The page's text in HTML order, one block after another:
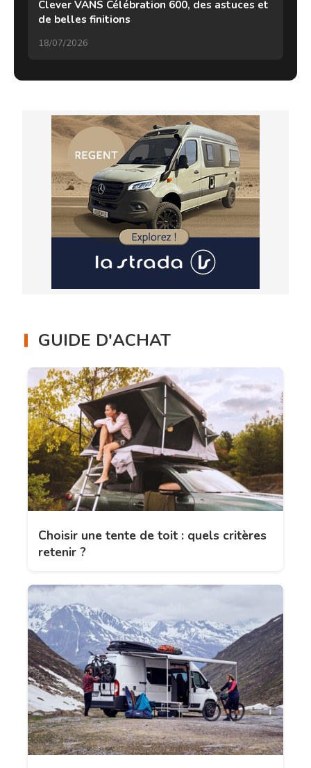
Clever VANS Célébration 600, des astuces et
de belles finitions
18/07/2026
GUIDE D'ACHAT
Choisir une tente de toit : quels critères
retenir ?